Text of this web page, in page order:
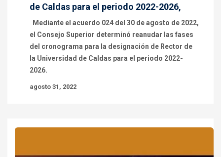
de Caldas para el periodo 2022-2026,
Mediante el acuerdo 024 del 30 de agosto de 2022,
el Consejo Superior determinó reanudar las fases
del cronograma para la designación de Rector de
la Universidad de Caldas para el periodo 2022-
2026.
agosto 31, 2022